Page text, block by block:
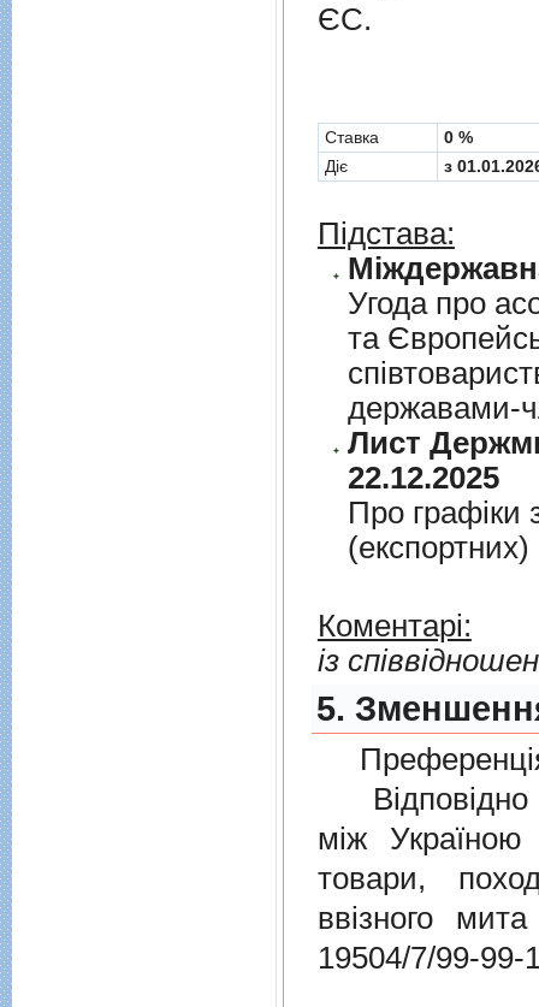
ЄС.
Cтавка
0 %
Діє
з
Підстава:
Угода про
та
державами-
Лист
22.12.2025
Про графiки
Коментарі:
із
5.
Відповідно
мiж Україною
товари,
ввізного
19504/7/99-99-